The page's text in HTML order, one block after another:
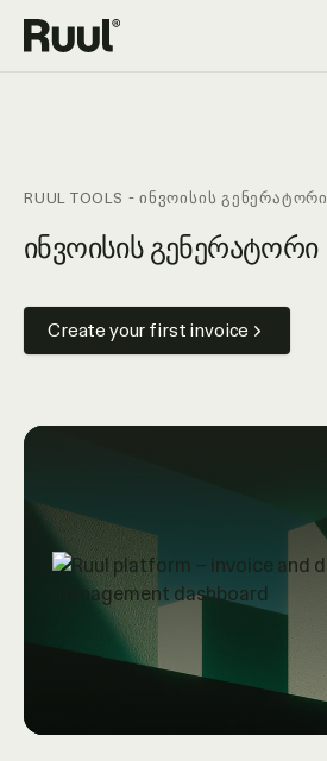
Ruul-ის მთავარი
რესურსები
RUUL TOOLS - ᲘᲜᲕᲝᲘᲡᲘᲡ ᲒᲔᲜᲔᲠᲐᲢᲝᲠᲘ
ინვოისის გენერატორი
Create your first invoice